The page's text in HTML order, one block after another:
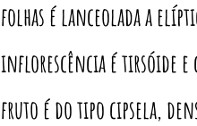
folhas é lanceolada a
inflorescência é tirsóide e
fruto é do tipo cipsela,